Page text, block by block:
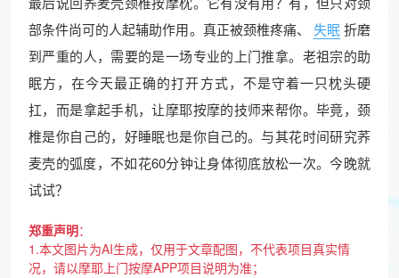
部条件尚可的人起辅助作用。真正被颈椎疼痛、
失眠折磨
到严重的人，需要的是一场专业的上门推拿。老祖宗的助
眠方，在今天最正确的打开方式，不是守着一只枕头硬
扛，而是拿起手机，让摩耶按摩的技师来帮你。毕竟，颈
椎是你自己的，好睡眠也是你自己的。与其花时间研究荞
麦壳的弧度，不如花60分钟让身体彻底放松一次。今晚就
试试？
郑重声明：
1.本文图片为AI生成，仅用于文章配图，不代表项目真实情
况，请以摩耶上门按摩APP项目说明为准；